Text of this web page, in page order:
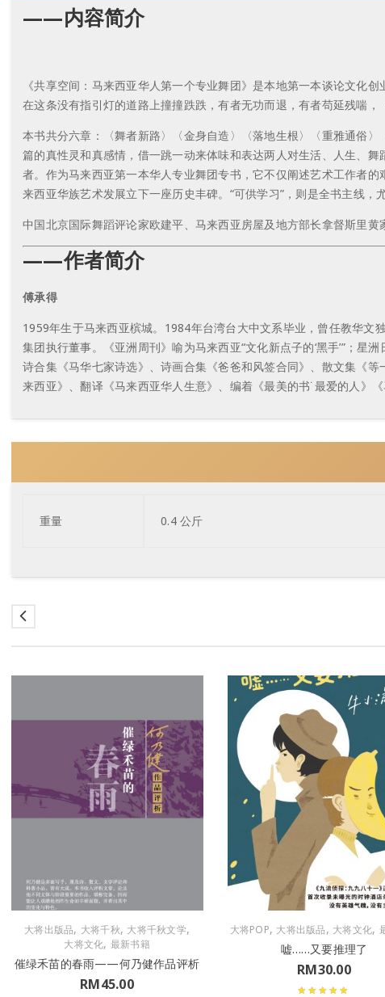
——内容简介
《共享空间：马来西亚华人第一个专业舞团》是本地第一本谈论文化
在这条没有指引灯的道路上撞撞跌跌，有者无功而退，有者苟延残喘
本书共分六章：〈舞者新路〉〈金身自造〉〈落地生根〉〈重雅通俗
篇的真性灵和真感情，借一跳一动来体味和表达两人对生活、人生、
者。作为马来西亚第一本华人专业舞团专书，它不仅阐述艺术工作者
来西亚华族艺术发展立下一座历史丰碑。“可供学习”，则是全书主线
中国北京国际舞蹈评论家欧建平、马来西亚房屋及地方部长拿督斯里黄
——作者简介
傅承得
1959年生于马来西亚槟城。1984年台湾台大中文系毕业，曾任教华
集团执行董事。《亚洲周刊》喻为马来西亚“文化新点子的‘黑手’”；星
诗合集《马华七家诗选》、诗画合集《爸爸和风签合同》、散文集《
来西亚》、翻译《马来西亚华人生意》、编着《最美的书˙最爱的人》
重量 0.4 公斤
大将出版品, 大将千秋, 大将千秋文学,
大将文化, 最新书籍
催绿禾苗的春雨——何乃健作品评析
RM45.00
大将POP, 大将出版品, 大将文化,
嘘……又要推理了
RM30.00